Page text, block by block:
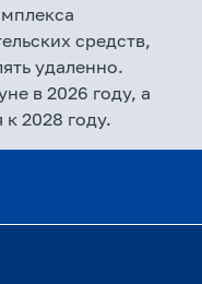
средств,
удаленно.
в 2026 году, а
2028 году.